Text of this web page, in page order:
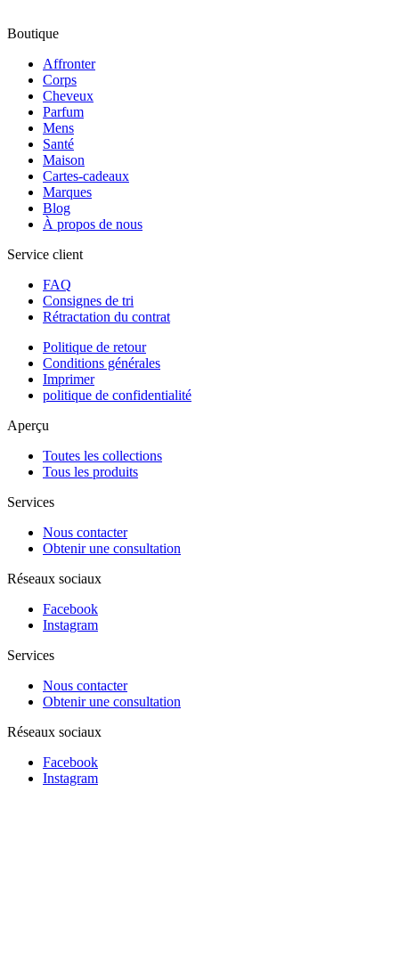
Boutique
Affronter
Corps
Cheveux
Parfum
Mens
Santé
Maison
Cartes-cadeaux
Marques
Blog
À propos de nous
Service client
FAQ
Consignes de tri
Rétractation du contrat
Politique de retour
Conditions générales
Imprimer
politique de confidentialité
Aperçu
Toutes les collections
Tous les produits
Services
Nous contacter
Obtenir une consultation
Réseaux sociaux
Facebook
Instagram
Services
Nous contacter
Obtenir une consultation
Réseaux sociaux
Facebook
Instagram